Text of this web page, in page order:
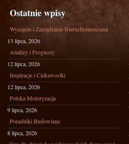
Ostatnie wpisy
Wynajem i Zarządzanie Nieruchomościami
13 lipca, 2026
Analizy i Prognozy
12 lipca, 2026
Inspiracje i Ciekawostki
12 lipca, 2026
Polska Motoryzacja
9 lipca, 2026
Poradniki Budowlane
8 lipca, 2026